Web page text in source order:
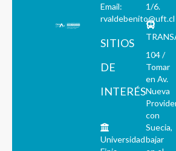
Email:
rvaldebenito@uft.cl
SITIOS
DE
INTERÉS
Universidad
1/6.
104 /
Tomar
en Av.
Nueva
con
Suecia,
bajar